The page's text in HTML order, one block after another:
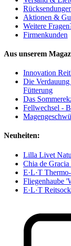
Aktionen &
Weitere
Firmenkunden
Aus unserem
Innovation
Die Verdauung
Fütterung
Das
Fellwechsel -
Neuheiten:
Lilla Livet
Chia de
E·L·T
Fliegenhaube
E·L·T